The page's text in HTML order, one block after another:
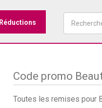
Réductions
Code promo
Toutes les remises pour